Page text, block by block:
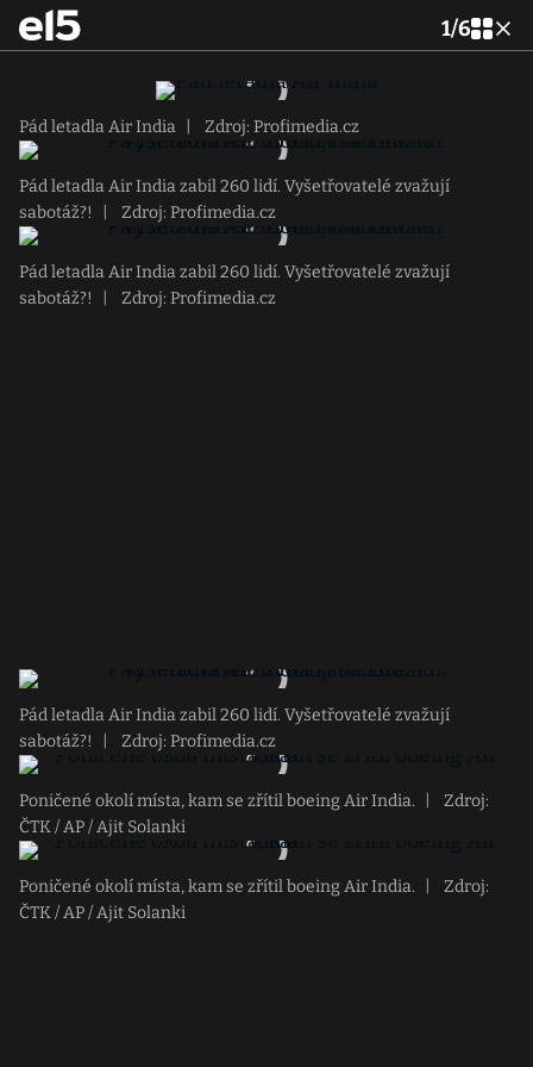
1/6
Pád letadla Air India Zdroj: Profimedia.cz
Pád letadla Air India zabil 260 lidí. Vyšetřovatelé zvažují
sabotáž?!
Zdroj: Profimedia.cz
Pád letadla Air India zabil 260 lidí. Vyšetřovatelé zvažují
sabotáž?!
Zdroj: Profimedia.cz
Pád letadla Air India zabil 260 lidí. Vyšetřovatelé zvažují
sabotáž?!
Zdroj: Profimedia.cz
Poničené okolí místa, kam se zřítil boeing Air India.
Zdroj:
ČTK / AP / Ajit Solanki
Poničené okolí místa, kam se zřítil boeing Air India.
Zdroj:
ČTK / AP / Ajit Solanki